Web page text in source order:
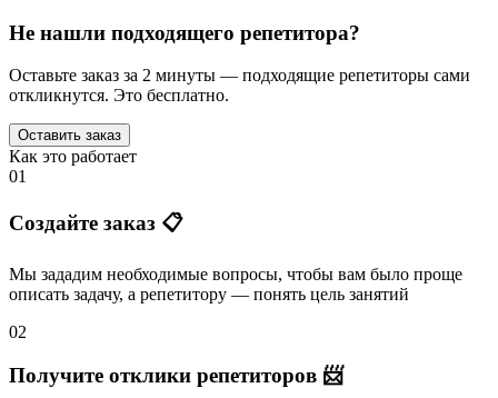
Не нашли подходящего репетитора?
Оставьте заказ за 2 минуты — подходящие репетиторы сами
откликнутся. Это бесплатно.
Оставить заказ
Как это работает
01
Создайте заказ 📋
Мы зададим необходимые вопросы, чтобы вам было проще
описать задачу, а репетитору — понять цель занятий
02
Получите отклики репетиторов 📨